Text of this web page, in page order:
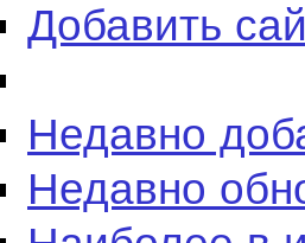
Добавить
Недавно
Недавно